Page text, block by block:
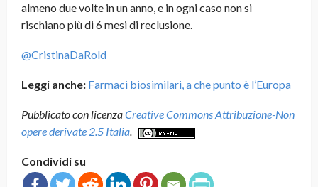
almeno due volte in un anno, e in ogni caso non si
rischiano più di 6 mesi di reclusione.
@CristinaDaRold
Leggi anche: Farmaci biosimilari, a che punto è l’Europa
Pubblicato con licenzaCreative Commons Attribuzione-Non
opere derivate 2.5 Italia.
Condividi su